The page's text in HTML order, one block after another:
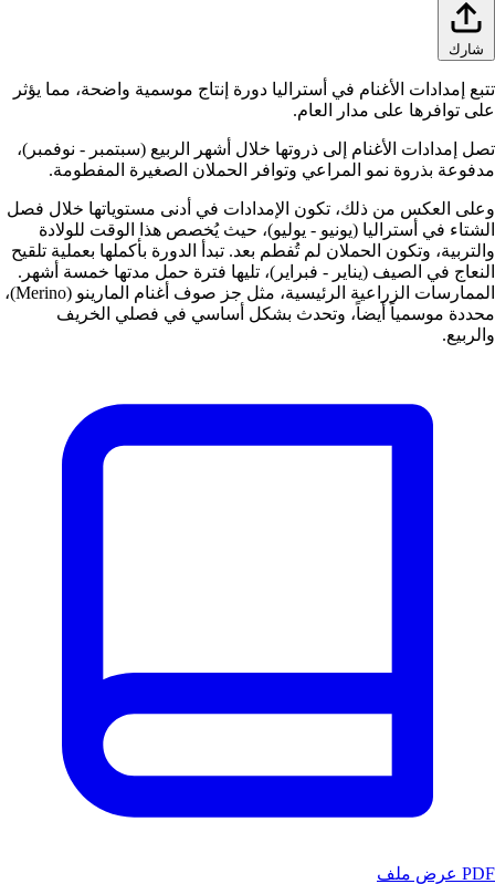
شارك
تتبع إمدادات الأغنام في أستراليا دورة إنتاج موسمية واضحة، مما يؤثر
على توافرها على مدار العام.
تصل إمدادات الأغنام إلى ذروتها خلال أشهر الربيع (سبتمبر - نوفمبر)،
مدفوعة بذروة نمو المراعي وتوافر الحملان الصغيرة المفطومة.
وعلى العكس من ذلك، تكون الإمدادات في أدنى مستوياتها خلال فصل
الشتاء في أستراليا (يونيو - يوليو)، حيث يُخصص هذا الوقت للولادة
والتربية، وتكون الحملان لم تُفطم بعد. تبدأ الدورة بأكملها بعملية تلقيح
النعاج في الصيف (يناير - فبراير)، تليها فترة حمل مدتها خمسة أشهر.
الممارسات الزراعية الرئيسية، مثل جز صوف أغنام المارينو (Merino)،
محددة موسمياً أيضاً، وتحدث بشكل أساسي في فصلي الخريف
والربيع.
PDF عرض ملف